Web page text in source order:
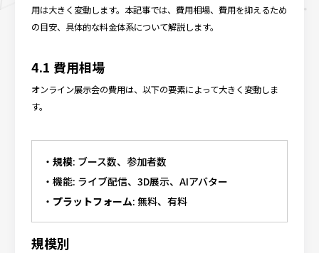
用は大きく変動します。本記事では、費用相場、費用を抑えるため
の目安、具体的な料金体系について解説します。
4.1 費用相場
オンライン展示会の費用は、以下の要素によって大きく変動しま
す。
規模: ブース数、参加者数
機能: ライブ配信、3D展示、AIアバター
プラットフォーム: 無料、有料
規模別